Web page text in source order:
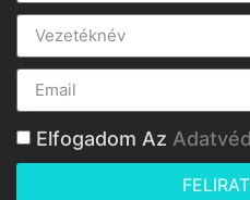
Elfogadom Az